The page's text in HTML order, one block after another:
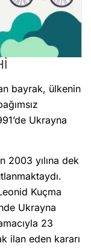
bayrak, ülkenin
Ukrayna
2003 yılına dek
Kuçma
Ukrayna
23
ilan eden kararı